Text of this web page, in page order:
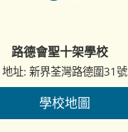
路德會聖十架學校
地址: 新界荃灣路德圍31號
學校地圖